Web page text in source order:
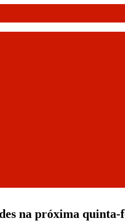
na próxima quinta-